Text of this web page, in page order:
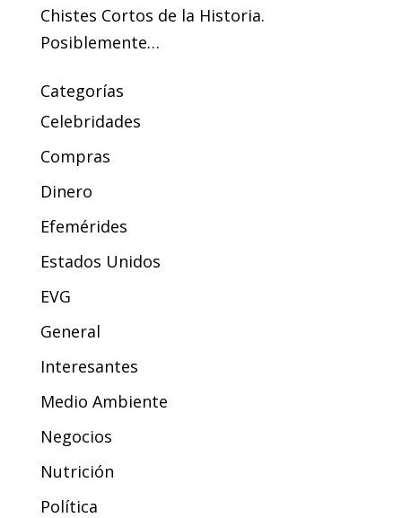
Chistes Cortos de la Historia.
Posiblemente…
Categorías
Celebridades
Compras
Dinero
Efemérides
Estados Unidos
EVG
General
Interesantes
Medio Ambiente
Negocios
Nutrición
Política